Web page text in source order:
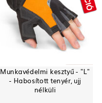
Munkavédelmi kesztyű - "L"
- Habosított tenyér, ujj
nélküli